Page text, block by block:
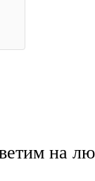
на